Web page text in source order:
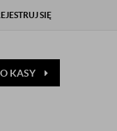
SIĘ
KASY